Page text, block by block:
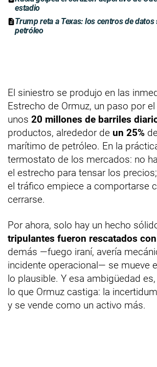
estadio
Trump reta a Texas: los centros de datos
petróleo
El siniestro se produjo en las
Estrecho de Ormuz, un paso por
unos 20 millones de barriles
productos, alrededor de un 25%
marítimo de petróleo. En la
termostato de los mercados: no
el estrecho para tensar los
el tráfico empiece a comportarse
cerrarse.
Por ahora, solo hay un hecho
tripulantes fueron rescatados
demás —fuego iraní, avería
incidente operacional— se mueve
lo plausible. Y esa ambigüedad
lo que Ormuz castiga: la
y se vende como un activo más.